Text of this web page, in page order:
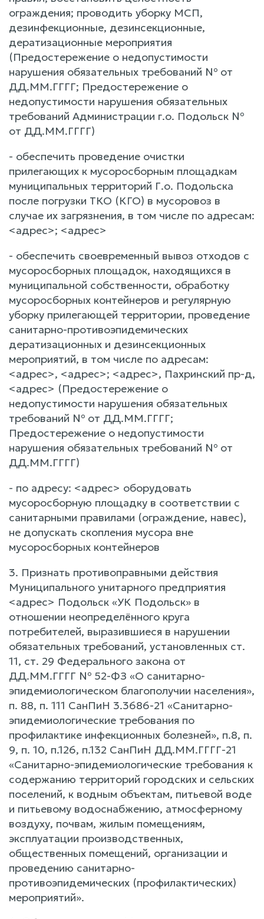
ограждения; проводить уборку МСП,
дезинфекционные, дезинсекционные,
дератизационные мероприятия
(Предостережение о недопустимости
нарушения обязательных требований № от
ДД.ММ.ГГГГ; Предостережение о
недопустимости нарушения обязательных
требований Администрации г.о. Подольск №
от ДД.ММ.ГГГГ)
- обеспечить проведение очистки
прилегающих к мусоросборным площадкам
муниципальных территорий Г.о. Подольска
после погрузки ТКО (КГО) в мусоровоз в
случае их загрязнения, в том числе по адресам:
<адрес>; <адрес>
- обеспечить своевременный вывоз отходов с
мусоросборных площадок, находящихся в
муниципальной собственности, обработку
мусоросборных контейнеров и регулярную
уборку прилегающей территории, проведение
санитарно-противоэпидемических
дератизационных и дезинсекционных
мероприятий, в том числе по адресам:
<адрес>, <адрес>; <адрес>, Пахринский пр-д,
<адрес> (Предостережение о
недопустимости нарушения обязательных
требований № от ДД.ММ.ГГГГ;
Предостережение о недопустимости
нарушения обязательных требований № от
ДД.ММ.ГГГГ)
- по адресу: <адрес> оборудовать
мусоросборную площадку в соответствии с
санитарными правилами (ограждение, навес),
не допускать скопления мусора вне
мусоросборных контейнеров
3. Признать противоправными действия
Муниципального унитарного предприятия
<адрес> Подольск «УК Подольск» в
отношении неопределённого круга
потребителей, выразившиеся в нарушении
обязательных требований, установленных ст.
11, ст. 29 Федерального закона от
ДД.ММ.ГГГГ № 52-ФЗ «О санитарно-
эпидемиологическом благополучии населения»,
п. 88, п. 111 СанПиН 3.3686-21 «Санитарно-
эпидемиологические требования по
профилактике инфекционных болезней», п.8, п.
9, п. 10, п.126, п.132 СанПиН ДД.ММ.ГГГГ-21
«Санитарно-эпидемиологические требования к
содержанию территорий городских и сельских
поселений, к водным объектам, питьевой воде
и питьевому водоснабжению, атмосферному
воздуху, почвам, жилым помещениям,
эксплуатации производственных,
общественных помещений, организации и
проведению санитарно-
противоэпидемических (профилактических)
мероприятий».